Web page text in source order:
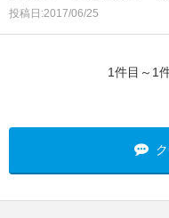
投稿日:2017/06/25
1件目～1